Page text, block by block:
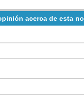
acerca de esta